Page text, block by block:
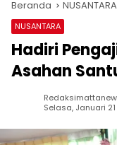
Beranda NUSANTARA
NUSANTARA
Hadiri
Asahan
Selasa, Januari 21